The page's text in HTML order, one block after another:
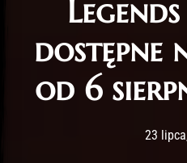
dostępne
od 6
Post
23